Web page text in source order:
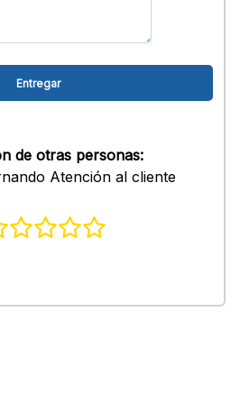
de otras personas:
Atención al cliente